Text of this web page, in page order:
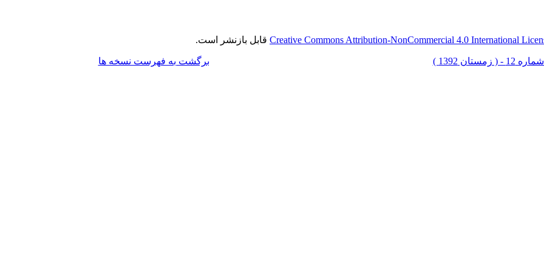
Creative Commons Attribution-NonCommercial 4.0 International قابل بازنشر است.
برگشت به فهرست نسخه ها